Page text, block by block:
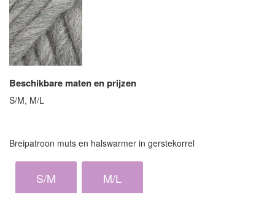
Beschikbare maten en prijzen
S/M, M/L
Breipatroon muts en halswarmer in gerstekorrel
S/M M/L